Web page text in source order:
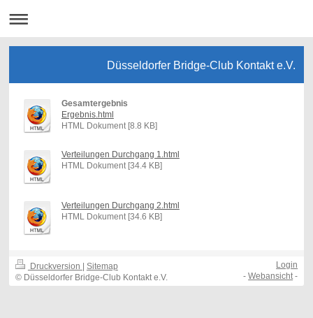
Düsseldorfer Bridge-Club Kontakt e.V.
Gesamtergebnis
Ergebnis.html
HTML Dokument [8.8 KB]
Verteilungen Durchgang 1.html
HTML Dokument [34.4 KB]
Verteilungen Durchgang 2.html
HTML Dokument [34.6 KB]
Druckversion
Sitemap
© Düsseldorfer Bridge-Club Kontakt e.V.
Login
-Webansicht-